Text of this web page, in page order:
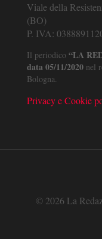
Viale della
(BO)
P. IVA:
Il periodico “LA
data 05/11/2020 nel
Bologna.
Privacy e Cookie
© 2026 La